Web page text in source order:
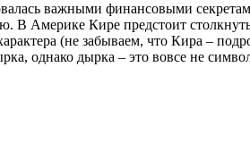
важными финансовыми
В Америке Кире предстоит
(не забываем, что Кира –
однако дырка – это вовсе не